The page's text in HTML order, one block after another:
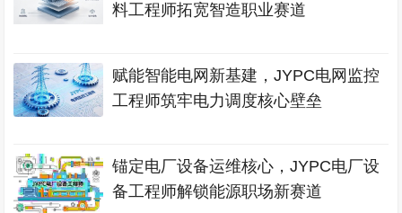
料工程师拓宽智造职业赛道
赋能智能电网新基建，JYPC电网监控
工程师筑牢电力调度核心壁垒
锚定电厂设备运维核心，JYPC电厂设
备工程师解锁能源职场新赛道